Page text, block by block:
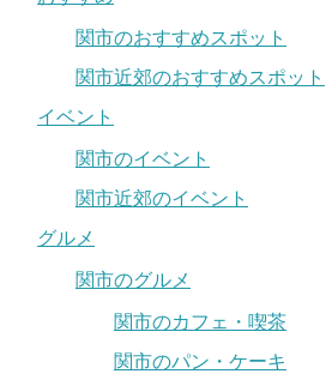
関市のおすすめスポット
関市近郊のおすすめスポット
イベント
関市のイベント
関市近郊のイベント
グルメ
関市のグルメ
関市のカフェ・喫茶
関市のパン・ケーキ